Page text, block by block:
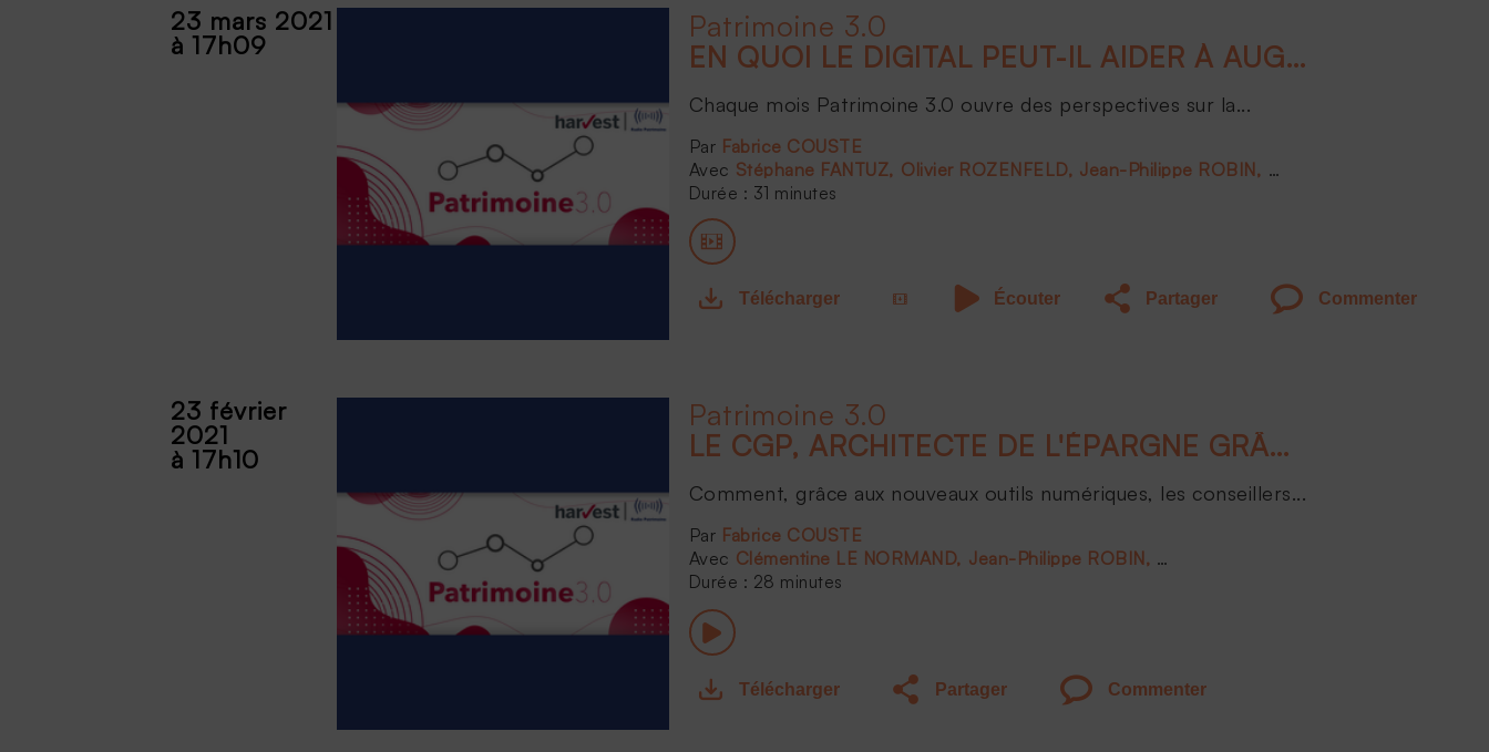
23 mars 2021
à 17h09
Patrimoine 3.0
EN QUOI LE DIGITAL PEUT-IL AIDER À AUGMENTER LA FACTURATION DU CONSEIL ?
Chaque mois Patrimoine 3.0 ouvre des perspectives sur la...
Fabrice COUSTE
Stéphane FANTUZ Olivier ROZENFELD Jean-Philippe ROBIN
Clémentine LE
Durée : 31 minutes
Télécharger Écouter Partager Commenter
23 février
2021
à 17h10
Patrimoine 3.0
LE CGP, ARCHITECTE DE L'ÉPARGNE GRÂCE AU NUMÉRIQUE
Comment, grâce aux nouveaux outils numériques, les conseillers...
Fabrice COUSTE
Clémentine LE NORMAND Jean-Philippe ROBIN François Xavier LEGENDRE
Durée : 28 minutes
Télécharger Partager Commenter